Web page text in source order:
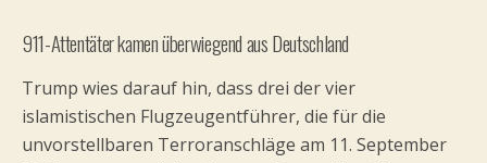
911-Attentäter kamen überwiegend aus Deutschland
Trump wies darauf hin, dass drei der vier
islamistischen Flugzeugentführer, die für die
unvorstellbaren Terroranschläge am 11. September